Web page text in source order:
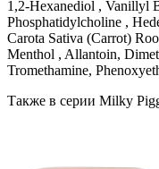
1,2-Hexanediol , Vanillyl
Phosphatidylcholine ,
Carota Sativa (Carrot)
Menthol , Allantoin,
Tromethamine,
Также в серии Milky